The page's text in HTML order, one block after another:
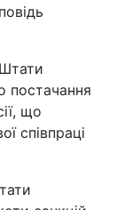
постачання
що
співпраці